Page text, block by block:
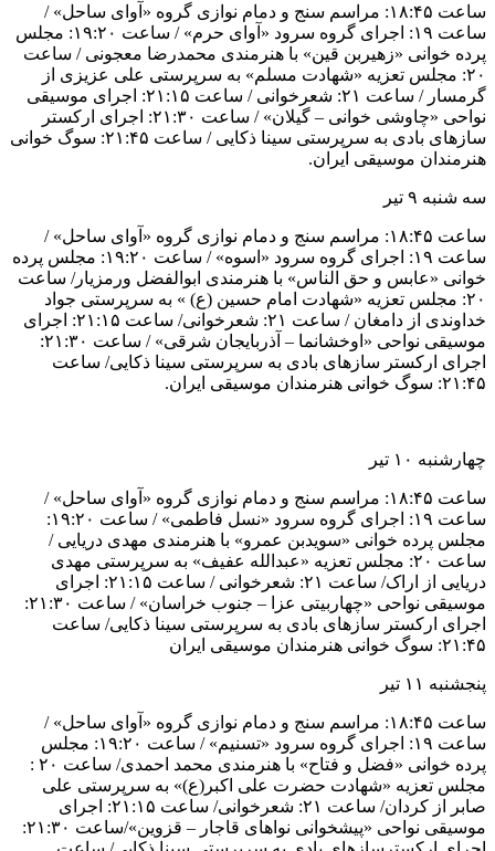
ساعت ۱۸:۴۵: مراسم سنج و دمام نوازی گروه «آوای ساحل» /
ساعت ۱۹: اجرای گروه سرود «آوای حرم» / ساعت ۱۹:۲۰: مجلس
پرده خوانی «زهیربن قین» با هنرمندی محمدرضا معجونی / ساعت
۲۰: مجلس تعزیه «شهادت مسلم» به سرپرستی علی عزیزی از
گرمسار / ساعت ۲۱: شعرخوانی / ساعت ۲۱:۱۵: اجرای موسیقی
نواحی «چاوشی خوانی – گیلان» / ساعت ۲۱:۳۰: اجرای ارکستر
سازهای بادی به سرپرستی سینا ذکایی / ساعت ۲۱:۴۵: سوگ خوانی
هنرمندان موسیقی ایران.
سه شنبه ۹ تیر
ساعت ۱۸:۴۵: مراسم سنج و دمام نوازی گروه «آوای ساحل» /
ساعت ۱۹: اجرای گروه سرود «اسوه» / ساعت ۱۹:۲۰: مجلس پرده
خوانی «عابس و حق الناس» با هنرمندی ابوالفضل ورمزیار/ ساعت
۲۰: مجلس تعزیه «شهادت امام حسین (ع) » به سرپرستی جواد
خداوندی از دامغان / ساعت ۲۱: شعرخوانی/ ساعت ۲۱:۱۵: اجرای
موسیقی نواحی «اوخشانما – آذربایجان شرقی» / ساعت ۲۱:۳۰:
اجرای ارکستر سازهای بادی به سرپرستی سینا ذکایی/ ساعت
۲۱:۴۵: سوگ خوانی هنرمندان موسیقی ایران.
چهارشنبه ۱۰ تیر
ساعت ۱۸:۴۵: مراسم سنج و دمام نوازی گروه «آوای ساحل» /
ساعت ۱۹: اجرای گروه سرود «نسل فاطمی» / ساعت ۱۹:۲۰:
مجلس پرده خوانی «سویدبن عمرو» با هنرمندی مهدی دریایی /
ساعت ۲۰: مجلس تعزیه «عبدالله عفیف» به سرپرستی مهدی
دریایی از اراک/ ساعت ۲۱: شعرخوانی / ساعت ۲۱:۱۵: اجرای
موسیقی نواحی «چهاربیتی عزا – جنوب خراسان» / ساعت ۲۱:۳۰:
اجرای ارکستر سازهای بادی به سرپرستی سینا ذکایی/ ساعت
۲۱:۴۵: سوگ خوانی هنرمندان موسیقی ایران
پنجشنبه ۱۱ تیر
ساعت ۱۸:۴۵: مراسم سنج و دمام نوازی گروه «آوای ساحل» /
ساعت ۱۹: اجرای گروه سرود «تسنیم» / ساعت ۱۹:۲۰: مجلس
پرده خوانی «فضل و فتاح» با هنرمندی محمد احمدی/ ساعت ۲۰ :
مجلس تعزیه «شهادت حضرت علی اکبر(ع)» به سرپرستی علی
صابر از کردان/ ساعت ۲۱: شعرخوانی/ ساعت ۲۱:۱۵: اجرای
موسیقی نواحی «پیشخوانی نواهای قاجار – قزوین»/ساعت ۲۱:۳۰: